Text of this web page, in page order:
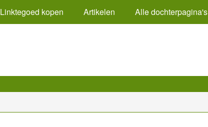
Linktegoed kopen Artikelen Alle dochterpagina's